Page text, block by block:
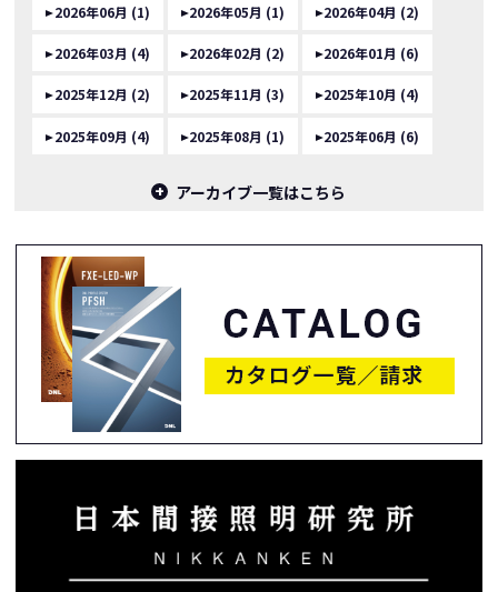
2026年06月 (1) 2026年05月 (1) 2026年04月 (2)
2026年03月 (4) 2026年02月 (2) 2026年01月 (6)
2025年12月 (2) 2025年11月 (3) 2025年10月 (4)
2025年09月 (4) 2025年08月 (1) 2025年06月 (6)
アーカイブ一覧はこちら